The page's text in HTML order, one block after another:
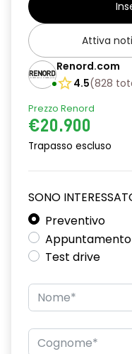
Attiva
Renord.com
4.5(828
Prezzo Renord
€20.900
Trapasso escluso
SONO
Preventivo
Appuntamento
Test drive